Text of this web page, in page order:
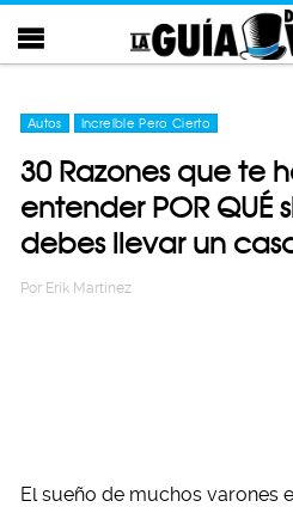
Autos Increíble Pero Cierto
30 Razones que te
entender POR QUÉ
debes llevar un
Por Erik Martinez
El sueño de muchos varones